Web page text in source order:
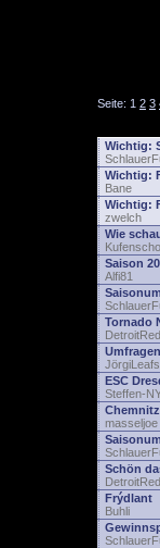
Seite: 1 2 3
Wichtig:
Wichtig:
Bane
Wichtig:
zwelch
Wie
Saison
Alfi81
Tornado
Umfragen
JörgiLeafs
ESC
Steffen-
Chemnitz
masseljoe
Schön
Frýdlant
Buhli